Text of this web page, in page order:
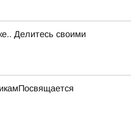
Делитесь своими